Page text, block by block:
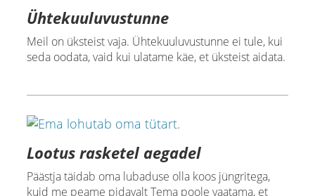
Ühtekuuluvustunne
Meil on üksteist vaja. Ühtekuuluvustunne ei tule, kui
seda oodata, vaid kui ulatame käe, et üksteist aidata.
Lootus rasketel aegadel
Päästja täidab oma lubaduse olla koos jüngritega,
kuid me peame pidavalt Tema poole vaatama, et